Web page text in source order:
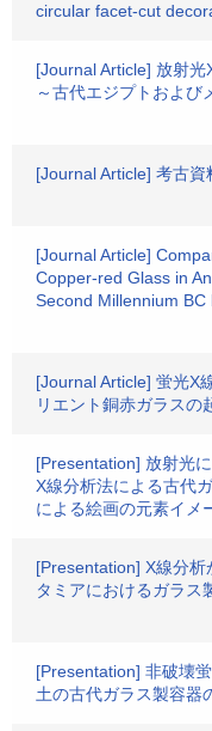
circular facet-cut
[Journal Article] 放射
～古代エジプトおよび
[Journal Article] 考古
[Journal Article]
Copper-red Glass in
Second Millennium
[Journal Article] 蛍光X
リエント銅赤ガラスの
[Presentation] 放射光
X線分析法による古代
による絵画の元素イメ
[Presentation] X線分
タミアにおけるガラス
[Presentation] 非破壊
土の古代ガラス製容器